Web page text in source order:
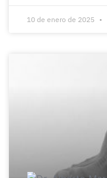
10 de enero de 2025